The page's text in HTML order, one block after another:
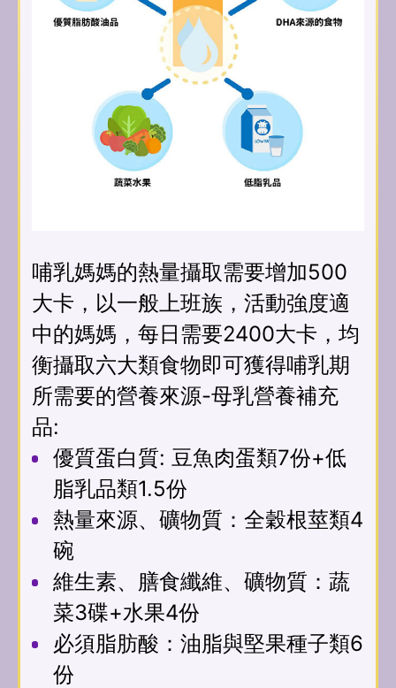
哺乳媽媽的熱量攝取需要增加500
大卡，以一般上班族，活動強度適
中的媽媽，每日需要2400大卡，均
衡攝取六大類食物即可獲得哺乳期
所需要的營養來源-母乳營養補充
品:
優質蛋白質: 豆魚肉蛋類7份+低
脂乳品類1.5份
熱量來源、礦物質：全穀根莖類4
碗
維生素、膳食纖維、礦物質：蔬
菜3碟+水果4份
必須脂肪酸：油脂與堅果種子類6
份